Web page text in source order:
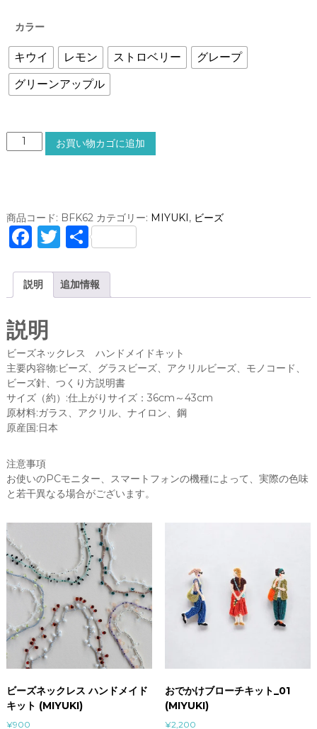
カラー
キウイ レモン ストロベリー
グレープ
グリーンアップル
ー
ク
レ
ス
ン
メ
イ
ド
キ
ッ
ト
(
M
I
Y
K
I
)
お買い物カゴに追加
商品コード: BFK62 カテゴリー: MIYUKI, ビーズ
F
c
b
o
o
k
T
it
te
共
説明 追加情報
説明
ビーズネックレス ハンドメイドキット
主要内容物:ビーズ、グラスビーズ、アクリルビーズ、モノコード、
ビーズ針、つくり方説明書
サイズ（約）:仕上がりサイズ：36cm～43cm
原材料:ガラス、アクリル、ナイロン、鋼
原産国:日本
注意事項
お使いのPCモニター、スマートフォンの機種によって、実際の色味
と若干異なる場合がございます。
ビーズネックレス ハンドメイド
キット (MIYUKI)
¥900
おでかけブローチキット_01
(MIYUKI)
¥2,200